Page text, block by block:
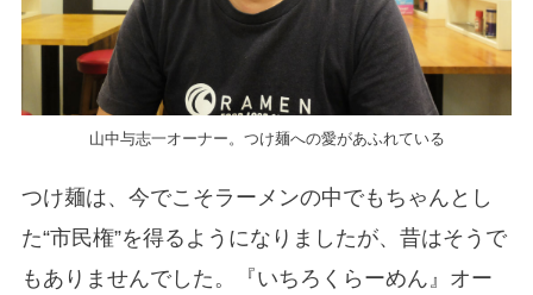
山中与志一オーナー。つけ麺への愛があふれている
つけ麺は、今でこそラーメンの中でもちゃんとし
た“市民権”を得るようになりましたが、昔はそうで
もありませんでした。『いちろくらーめん』オー